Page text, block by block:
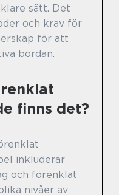
sätt. Det
och krav för
för att
bördan.
finns det?
inkluderar
och förenklat
nivåer av